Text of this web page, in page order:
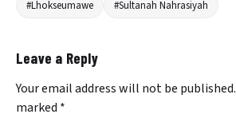
#Lhokseumawe #Sultanah Nahrasiyah
Leave a Reply
Your email address will not be published.
marked *